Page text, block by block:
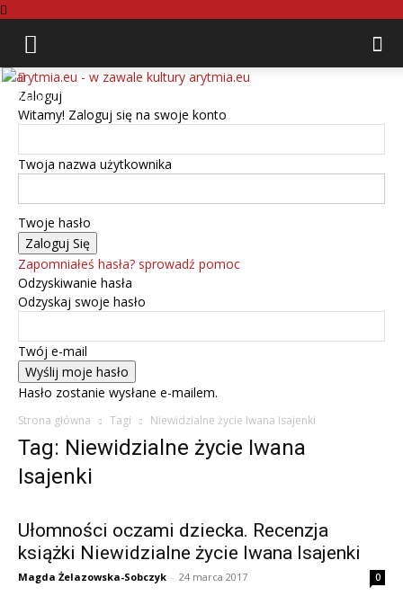
arytmia.eu
Zaloguj
Witamy! Zaloguj się na swoje konto
Twoja nazwa użytkownika
Twoje hasło
Zapomniałeś hasła? sprowadź pomoc
Odzyskiwanie hasła
Odzyskaj swoje hasło
Twój e-mail
Hasło zostanie wysłane e-mailem.
Strona główna Tagi Niewidzialne życie Iwana Isajenki
Tag: Niewidzialne życie Iwana
Isajenki
Ułomności oczami dziecka. Recenzja
książki Niewidzialne życie Iwana Isajenki
Magda Żelazowska-Sobczyk - 24 marca 2017 0